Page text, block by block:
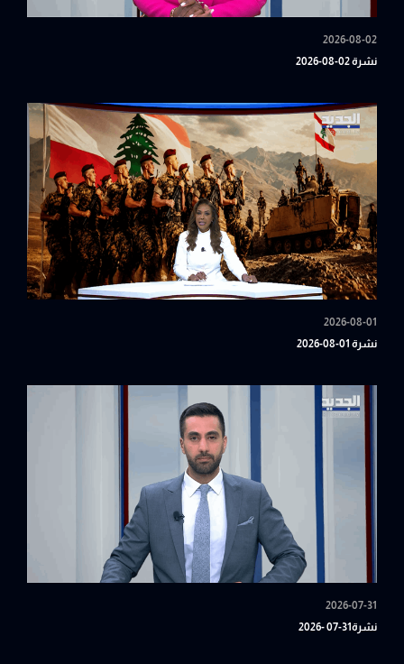
2026-08-02
نشرة 02-08-2026
2026-08-01
نشرة 01-08-2026
2026-07-31
نشرة31-07 -2026